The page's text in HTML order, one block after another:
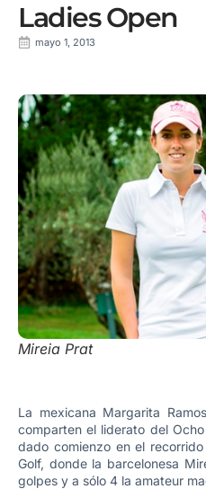
Ladies Open
mayo 1, 2013
Mireia Prat
La mexicana Margarita
comparten el liderato del
dado comienzo en el
Golf, donde la barcelonesa
golpes y a sólo 4 la amateur